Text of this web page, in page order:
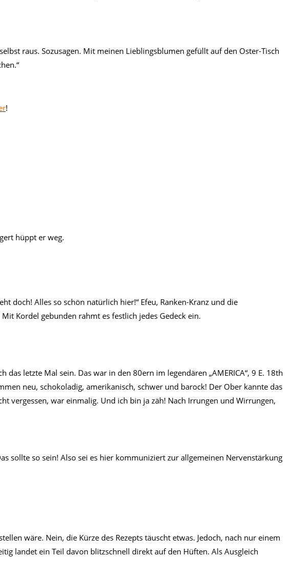
raus. Sozusagen. Mit meinen Lieblingsblumen gefüllt auf den Oster-Tisch
!
hüppt er weg.
doch! Alles so schön natürlich hier!“ Efeu, Ranken-Kranz und die
Kordel gebunden rahmt es festlich jedes Gedeck ein.
letzte Mal sein. Das war in den 80ern im legendären „AMERICA“, 9 E. 18th
neu, schokoladig, amerikanisch, schwer und barock! Der Ober kannte das
vergessen, war einmalig. Und ich bin ja zäh! Nach Irrungen und Wirrungen,
sollte so sein! Also sei es hier kommuniziert zur allgemeinen Nervenstärkung
wäre. Nein, die Kürze des Rezepts täuscht etwas. Jedoch, nach nur einem
landet ein Teil davon blitzschnell direkt auf den Hüften. Als Ausgleich